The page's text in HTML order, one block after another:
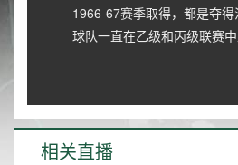
1966-67赛季取得，都是夺
球队一直在乙级和丙级联赛
相关直播